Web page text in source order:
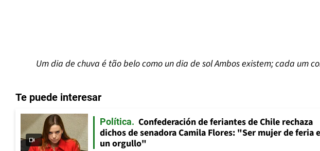
Um dia de chuva é tão belo como un dia de solAmbos existem; cada um
Te puede interesar
Política
Confederación de feriantes de Chile rechaza
dichos de senadora Camila Flores: "Ser mujer de feria
un orgullo"